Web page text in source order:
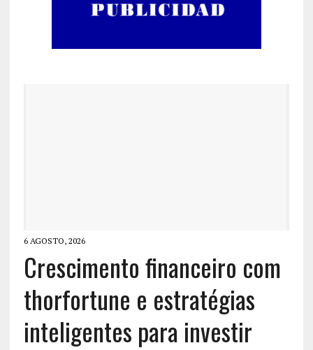
6 AGOSTO, 2026
Crescimento financeiro com
thorfortune e estratégias
inteligentes para investir